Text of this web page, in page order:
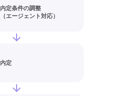
内定条件の調整
（エージェント対応）
内定